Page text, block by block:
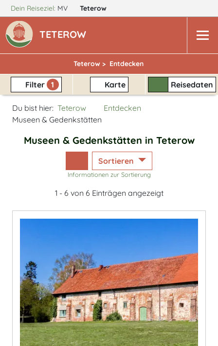
Dein Reiseziel: MV Teterow
TETEROW
Teterow > Entdecken
Filter 1 Karte Reisedaten
Du bist hier: Teterow
Entdecken
Museen & Gedenkstätten
Museen & Gedenkstätten in Teterow
Sortieren
Informationen zur Sortierung
1 - 6 von 6 Einträgen angezeigt